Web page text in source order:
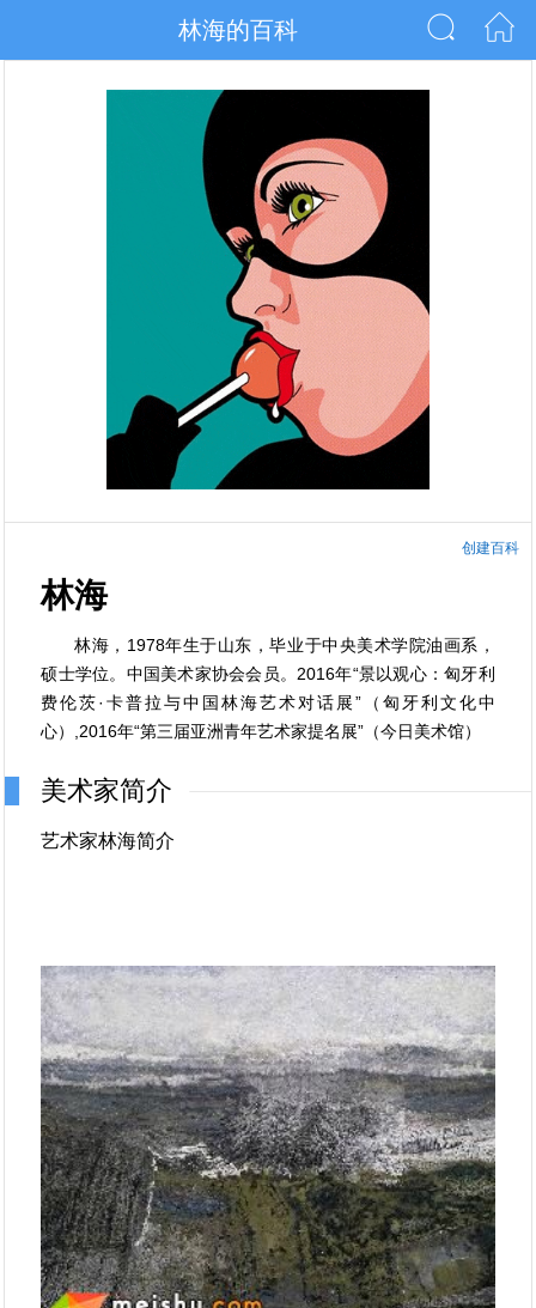
林海的百科
创建百科
林海
林海，1978年生于山东，毕业于中央美术学院油画系，
硕士学位。中国美术家协会会员。2016年“景以观心：匈牙利
费伦茨·卡普拉与中国林海艺术对话展”（匈牙利文化中
心）,2016年“第三届亚洲青年艺术家提名展”（今日美术馆）
美术家简介
艺术家林海简介